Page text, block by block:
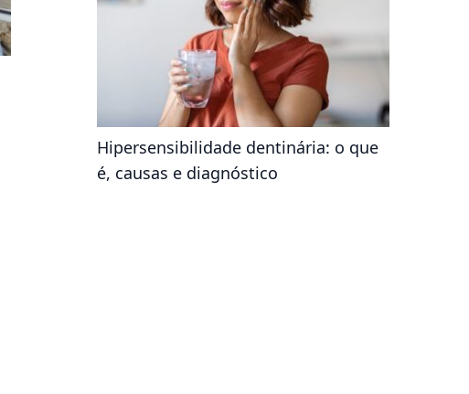
Hipersensibilidade dentinária: o que
é, causas e diagnóstico